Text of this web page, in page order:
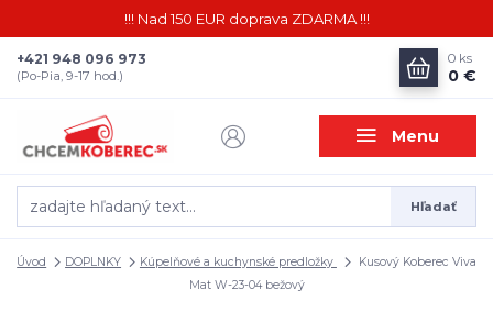
!!! Nad 150 EUR doprava ZDARMA !!!
Menu
Hľadať
+421 948 096 973
(Po-Pia, 9-17 hod.)
0 ks
0 €
Úvod DOPLNKY Kúpelňové a kuchynské predložky
Kusový Koberec Viva
Mat W-23-04 bežový